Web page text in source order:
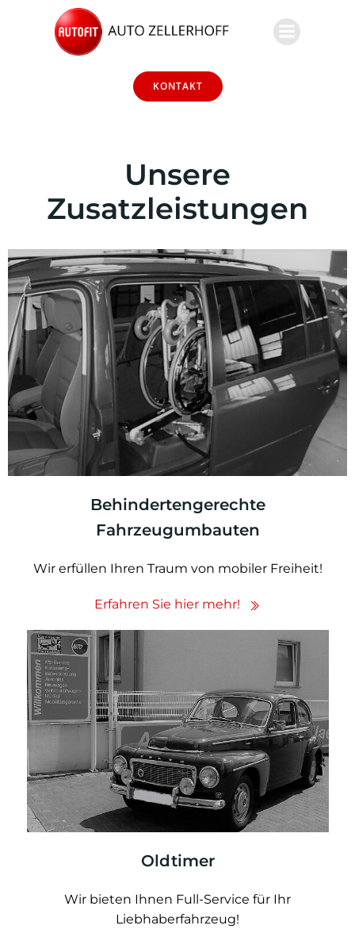
Inhalt
KONTAKT
Unsere
Zusatzleistungen
Behindertengerechte
Fahrzeugumbauten
Wir erfüllen Ihren Traum von mobiler Freiheit!
Erfahren Sie hier mehr!
Oldtimer
Wir bieten Ihnen Full-Service für Ihr
Liebhaberfahrzeug!